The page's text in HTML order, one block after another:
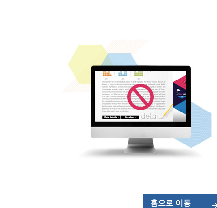
홈으로 이동